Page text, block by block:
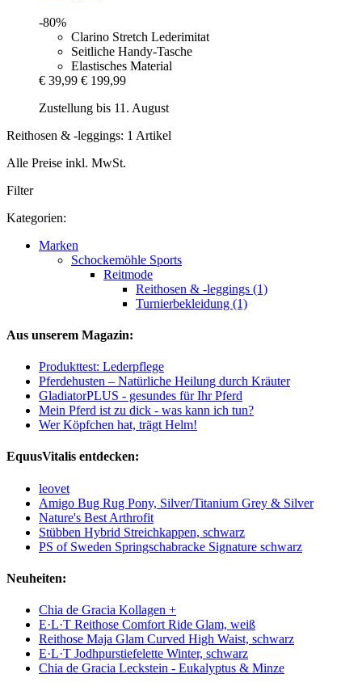
-80%
Clarino Stretch Lederimitat
Seitliche Handy-Tasche
Elastisches Material
€ 39,99 € 199,99
Zustellung bis 11. August
Reithosen & -leggings: 1 Artikel
Alle Preise inkl. MwSt.
Filter
Kategorien:
Marken
Schockemöhle Sports
Reitmode
Reithosen & -leggings (1)
Turnierbekleidung (1)
Aus unserem Magazin:
Produkttest: Lederpflege
Pferdehusten – Natürliche Heilung durch Kräuter
GladiatorPLUS - gesundes für Ihr Pferd
Mein Pferd ist zu dick - was kann ich tun?
Wer Köpfchen hat, trägt Helm!
EquusVitalis entdecken:
leovet
Amigo Bug Rug Pony, Silver/Titanium Grey & Silver
Nature's Best Arthrofit
Stübben Hybrid Streichkappen, schwarz
PS of Sweden Springschabracke Signature schwarz
Neuheiten:
Chia de Gracia Kollagen +
E·L·T Reithose Comfort Ride Glam, weiß
Reithose Maja Glam Curved High Waist, schwarz
E·L·T Jodhpurstiefelette Winter, schwarz
Chia de Gracia Leckstein - Eukalyptus & Minze